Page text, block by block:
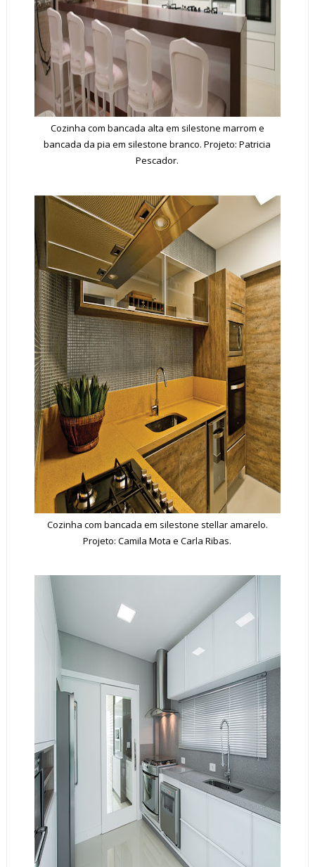
Cozinha com bancada alta em silestone marrom e
bancada da pia em silestone branco. Projeto: Patricia
Pescador.
Cozinha com bancada em silestone stellar amarelo.
Projeto: Camila Mota e Carla Ribas.